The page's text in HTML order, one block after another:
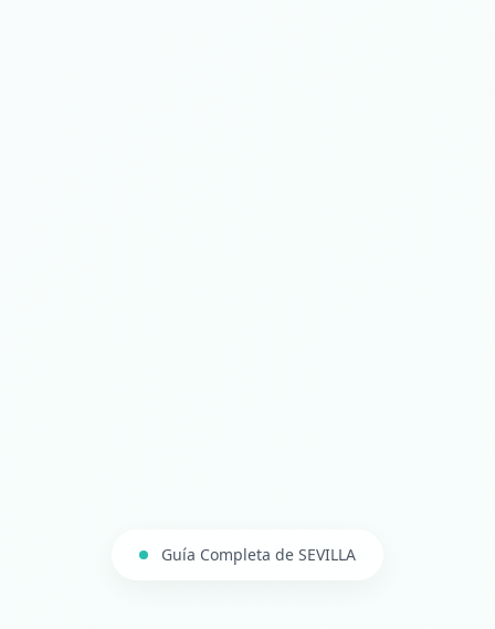
Guía Completa de SEVILLA